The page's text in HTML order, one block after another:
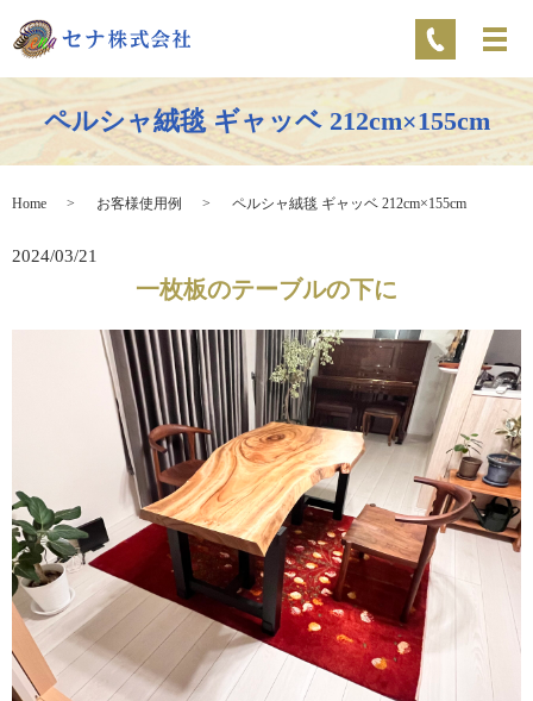
ペルシャ絨毯 ギャッベ 212cm×155cm
Home お客様使用例 ペルシャ絨毯 ギャッベ 212cm×155cm
2024/03/21
一枚板のテーブルの下に